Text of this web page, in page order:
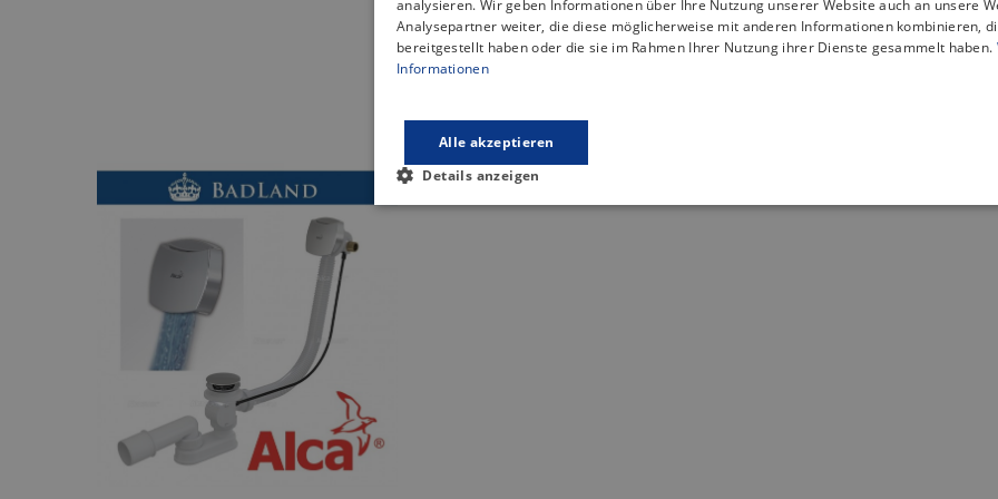
analysieren. Wir geben Informationen über Ihre Nutzung unserer Website auch an unsere
Analysepartner weiter, die diese möglicherweise mit anderen Informationen kombinieren,
bereitgestellt haben oder die sie im Rahmen Ihrer Nutzung ihrer Dienste gesammelt haben.
Informationen
Alle akzeptieren
Details anzeigen